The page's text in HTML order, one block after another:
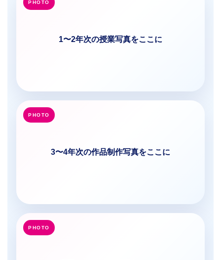
1〜2年次の授業写真をここに
3〜4年次の作品制作写真をここに